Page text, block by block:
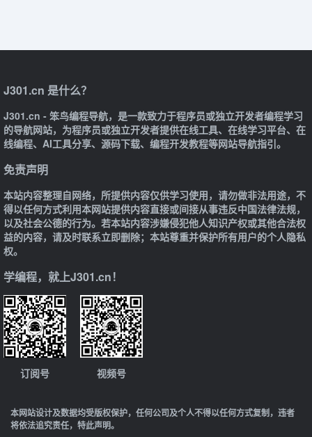
J301.cn 是什么？
J301.cn - 笨鸟编程导航，是一款致力于程序员或独立开发者编程学习
的导航网站，为程序员或独立开发者提供在线工具、在线学习平台、在
线编程、AI工具分享、源码下载、编程开发教程等网站导航指引。
免责声明
本站内容整理自网络，所提供内容仅供学习使用，请勿做非法用途，不
得以任何方式利用本网站提供内容直接或间接从事违反中国法律法规，
以及社会公德的行为。若本站内容涉嫌侵犯他人知识产权或其他合法权
益的内容，请及时联系立即删除；本站尊重并保护所有用户的个人隐私
权。
学编程，就上J301.cn！
订阅号 视频号
本网站设计及数据均受版权保护，任何公司及个人不得以任何方式复制，违者
将依法追究责任，特此声明。